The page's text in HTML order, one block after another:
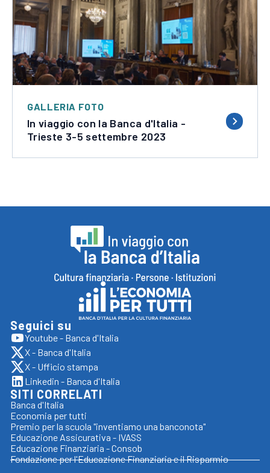
nuova
finestra
GALLERIA FOTO
In viaggio con la Banca d'Italia -
Trieste 3-5 settembre 2023
viaggio
con
la
Banca
d'italia,
torna
alla
home
al
Economia
per
tutti
Seguici su
Youtube - Banca d'Italia
apre
sito
esterno
in
nuova
scheda
X - Banca d'Italia
apre
sito
esterno
in
nuova
scheda
X - Ufficio stampa
apre
sito
esterno
in
nuova
scheda
Linkedin - Banca d'Italia
apre
sito
esterno
in
nuova
scheda
SITI CORRELATI
Banca d'Italia
Economia per tutti
Premio per la scuola "inventiamo una banconota"
Educazione Assicurativa - IVASS
Educazione Finanziaria - Consob
Fondazione per l'Educazione Finanziaria e il Risparmio